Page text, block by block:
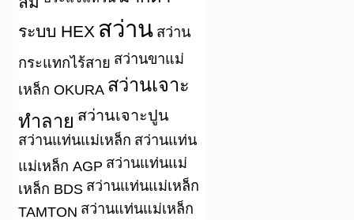
ระบบ HEX สว่าน สว่าน
กระแทกไร้สาย สว่านขาแม่
เหล็ก OKURA สว่านเจาะ
ทำลาย สว่านเจาะปูน
สว่านแท่นแม่เหล็ก สว่านแท่น
แม่เหล็ก AGP สว่านแท่นแม่
เหล็ก BDS สว่านแท่นแม่เหล็ก
TAMTON สว่านแท่นแม่เหล็ก